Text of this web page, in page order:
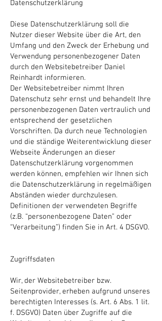
Datenschutzerklärung
Diese Datenschutzerklärung soll die
Nutzer dieser Website über die Art, den
Umfang und den Zweck der Erhebung und
Verwendung personenbezogener Daten
durch den Websitebetreiber Daniel
Reinhardt informieren.
Der Websitebetreiber nimmt Ihren
Datenschutz sehr ernst und behandelt Ihre
personenbezogenen Daten vertraulich und
entsprechend der gesetzlichen
Vorschriften. Da durch neue Technologien
und die ständige Weiterentwicklung dieser
Webseite Änderungen an dieser
Datenschutzerklärung vorgenommen
werden können, empfehlen wir Ihnen sich
die Datenschutzerklärung in regelmäßigen
Abständen wieder durchzulesen.
Definitionen der verwendeten Begriffe
(z.B. “personenbezogene Daten” oder
“Verarbeitung”) finden Sie in Art. 4 DSGVO.
Zugriffsdaten
Wir, der Websitebetreiber bzw.
Seitenprovider, erheben aufgrund unseres
berechtigten Interesses (s. Art. 6 Abs. 1 lit.
f. DSGVO) Daten über Zugriffe auf die